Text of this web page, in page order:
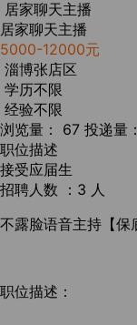
居家聊天主播
居家聊天主播
5000-12000元
淄博张店区
学历不限
经验不限
浏览量： 67 投递量
职位描述
接受应届生
招聘人数 ：3 人
不露脸语音主持【保
职位描述：